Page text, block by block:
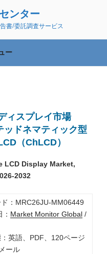
ンター
書/委託調査サービス
ー
ィスプレイ市場
ッドネマティック型
（ChLCD）
LCD Display Market,
2032
：MRC26JU-MM06449
Market Monitor Global/
英語、PDF、120ページ
ール